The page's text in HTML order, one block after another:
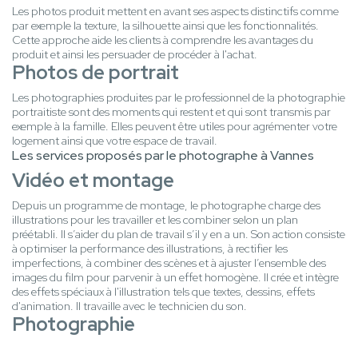
Les photos produit mettent en avant ses aspects distinctifs comme
par exemple la texture, la silhouette ainsi que les fonctionnalités.
Cette approche aide les clients à comprendre les avantages du
produit et ainsi les persuader de procéder à l'achat.
Photos de portrait
Les photographies produites par le professionnel de la photographie
portraitiste sont des moments qui restent et qui sont transmis par
exemple à la famille. Elles peuvent être utiles pour agrémenter votre
logement ainsi que votre espace de travail.
Les services proposés par le photographe à Vannes
Vidéo et montage
Depuis un programme de montage, le photographe charge des
illustrations pour les travailler et les combiner selon un plan
préétabli. Il s’aider du plan de travail s’il y en a un. Son action consiste
à optimiser la performance des illustrations, à rectifier les
imperfections, à combiner des scènes et à ajuster l’ensemble des
images du film pour parvenir à un effet homogène. Il crée et intègre
des effets spéciaux à l'illustration tels que textes, dessins, effets
d'animation. Il travaille avec le technicien du son.
Photographie